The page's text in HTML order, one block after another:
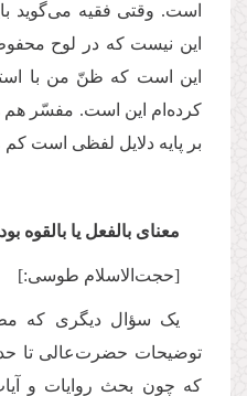
است. وقتی فقیه می‌گوید
این نیست که در لوح
این است که ظنّ‌ من با
کرده‌ام این است. مفسّر
بر پایه دلایل لفظی است
معنای بالفعل یا بالقوه
[حجت‌الاسلام طوسی:]
یک سؤال دیگری که
توضیحات حضرت‌عالی تا
که چون بحث روایات و